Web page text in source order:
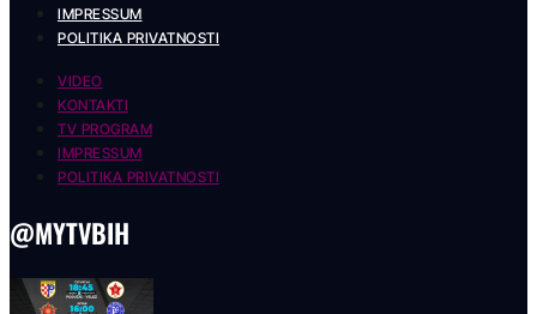
IMPRESSUM
POLITIKA PRIVATNOSTI
VIDEO
KONTAKTI
TV PROGRAM
IMPRESSUM
POLITIKA PRIVATNOSTI
@MYTVBIH